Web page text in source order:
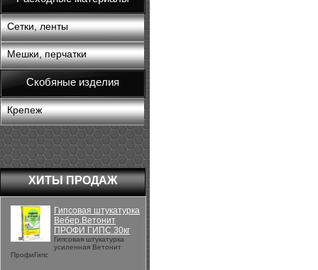
Сетки, ленты
Мешки, перчатки
Скобяные изделия
Крепеж
ХИТЫ ПРОДАЖ
Гипсовая штукатурка
Вебер.Ветонит
ПРОФИ ГИПС 30кг
Гипсовая штукатурка
усиленная Ветонит
ПрофиГипс